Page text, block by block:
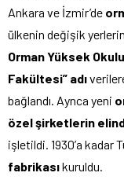
Ankara ve İzmir’de
ülkenin değişik
Orman Yüksek Okulu
Fakültesi” adı
bağlandı. Aynca yeni
özel şirketlerin
işletildi. 1930’a kadar
fabrikasıkuruldu.